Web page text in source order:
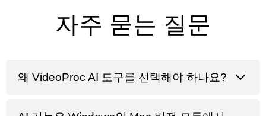
자주 묻는 질문
왜 VideoProc AI 도구를 선택해야 하나요?